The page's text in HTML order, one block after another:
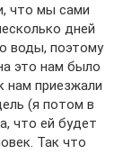
что мы сами
дней
воды, поэтому
это нам было
нам приезжали
(я потом в
что ей будет
Так что